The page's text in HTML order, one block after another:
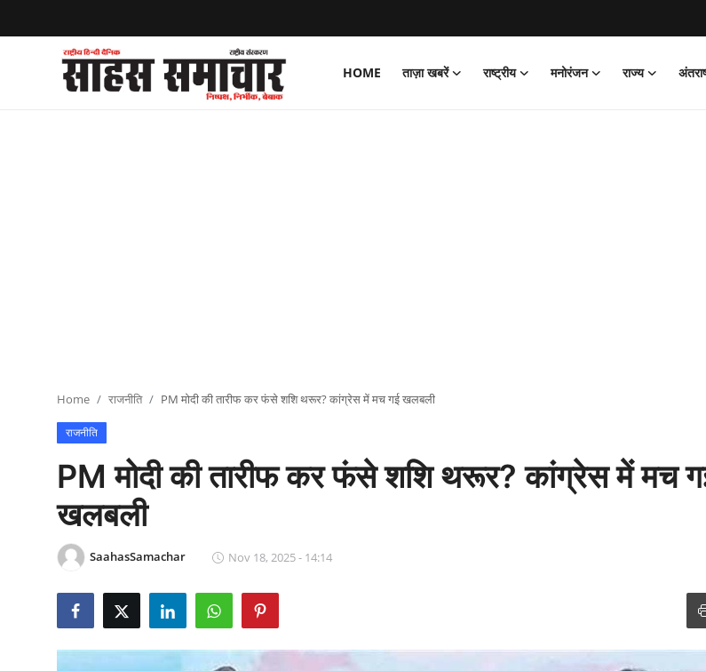
HOME ताज़ा खबरें राष्ट्रीय मनोरंजन राज्य
Register
Home राजनीति PM मोदी की तारीफ कर फंसे शशि थरूर? कांग्रेस में मच गई खलबली
राजनीति
PM मोदी की तारीफ कर फंसे शशि थरूर? कांग्रेस में मच
खलबली
SaahasSamachar Nov 18, 2025 - 14:14